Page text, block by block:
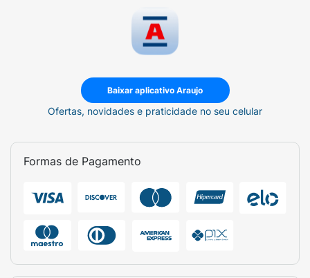
Baixar aplicativo Araujo
Ofertas, novidades e praticidade no seu celular
Formas de Pagamento